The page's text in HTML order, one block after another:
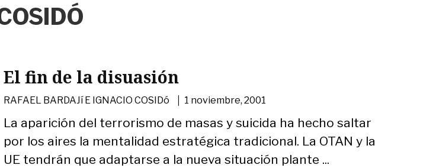
El fin de la disuasión
RAFAEL BARDAJí E IGNACIO COSIDó | 1 noviembre, 2001
La aparición del terrorismo de masas y suicida ha hecho saltar
por los aires la mentalidad estratégica tradicional. La OTAN y la
UE tendrán que adaptarse a la nueva situación plante ...